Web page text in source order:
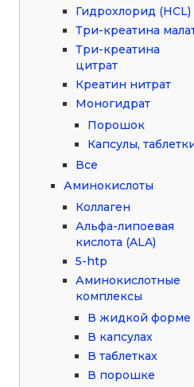
Гидрохлорид (HCL)
Три-креатина
Три-креатина
цитрат
Креатин нитрат
Моногидрат
Порошок
Капсулы,
Все
Аминокислоты
Коллаген
Альфа-липоевая
кислота (ALA)
5-htp
Аминокислотные
комплексы
В жидкой форме
В капсулах
В таблетках
В порошке